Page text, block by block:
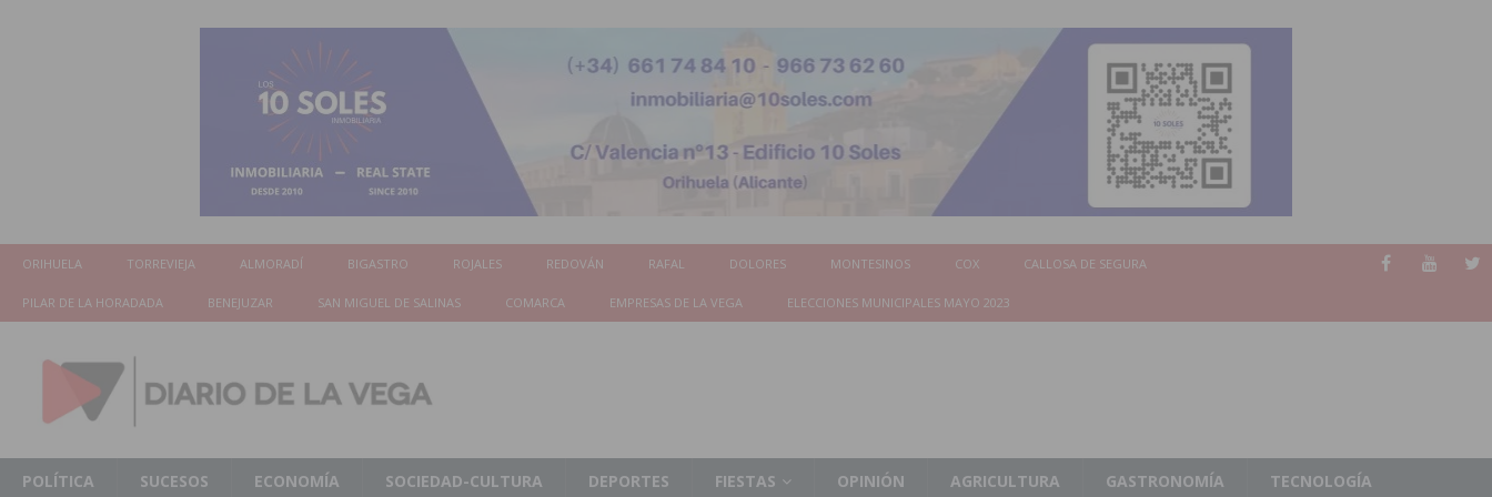
ORIHUELA TORREVIEJA ALMORADÍ BIGASTRO ROJALES REDOVÁN RAFAL DOLORES MONTESINOS COX CALLOSA DE SEGURA
PILAR DE LA HORADADA BENEJUZAR SAN MIGUEL DE SALINAS COMARCA EMPRESAS DE LA VEGA ELECCIONES MUNICIPALES MAYO 2023
POLÍTICA SUCESOS ECONOMÍA SOCIEDAD-CULTURA DEPORTES FIESTAS OPINIÓN AGRICULTURA GASTRONOMÍA TECNOLOGÍA